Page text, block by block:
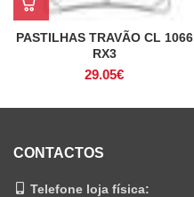
PASTILHAS TRAVÃO CL 1066
RX3
29.05€
CONTACTOS
Telefone loja física: